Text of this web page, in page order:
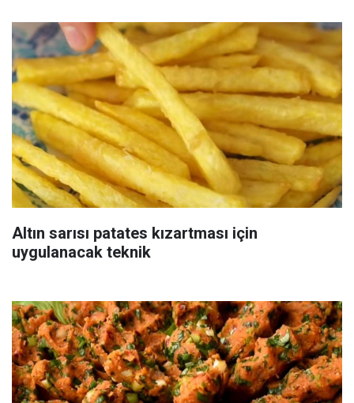
Altın sarısı patates kızartması için
uygulanacak teknik